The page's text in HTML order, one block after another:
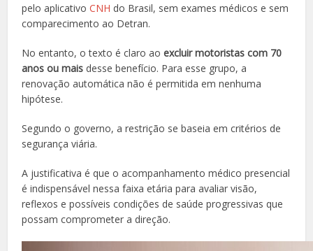
pelo aplicativoCNH do Brasil, sem exames médicos e sem
comparecimento ao Detran.
No entanto, o texto é claro aoexcluir motoristas com 70
anos ou mais desse benefício. Para esse grupo, a
renovação automática não é permitida em nenhuma
hipótese.
Segundo o governo, a restrição se baseia em critérios de
segurança viária.
A justificativa é que o acompanhamento médico presencial
é indispensável nessa faixa etária para avaliar visão,
reflexos e possíveis condições de saúde progressivas que
possam comprometer a direção.